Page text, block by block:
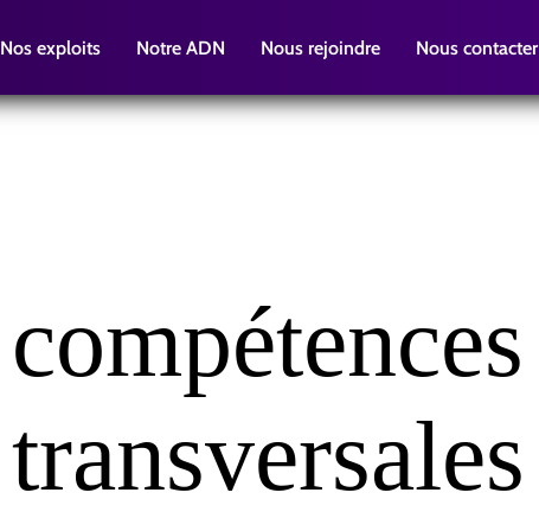
Nos exploits Notre ADN Nous rejoindre Nous contacter
compétences
transversales